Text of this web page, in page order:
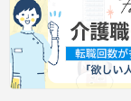
ても長く働き続
バイザーとして
れまでのご経験
を目指せる環境で